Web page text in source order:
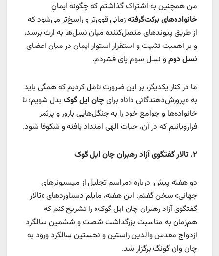
من همچنین به اشتراک گذاشتم که چگونه ایمانِ
خانواده‌های برکت‌گرفتهزمانی قوی‌تر و راسخ‌تر می‌شود که
از طریق پیوندهای متصل‌کننده میان نسل‌ها به ارث برسد،
و بر اهمیت تثبیت و استقرار استوار ایمان در میان اعضای
نسل دومو نسل سوم پای فشردم.
ما در کنار یکدیگر، بر این ضرورت تامل کردیم که همگی باید
به «پرورش‌دهندگانی دانا» برایچان ایل گوک بدل شویم؛ تا
خانواده‌ها و جوامع خود را به جنگل‌هایی بارور و پرثمر
فرارویانیم که در آن، حیات الهی امتداد یافته و شکوفا شود.
۲. تالار گفتگوی آزاد رهبران چان ایل گوک
دو هفته پیش، درباره «مراسم تجلیل از میسیونرهای
جهانی» سخن گفتم. این هفته، مایلم دستاوردهای «تالار
گفتگوی آزاد رهبران چان ایل گوک» را تشریح کنم که
هم‌زمان به مناسبت بزرگداشت شصت و ششمین سالگرد
ازدواج مقدس والدین راستین و نخستین سالگرد ورود به
چان وان گونگ برگزار شد.